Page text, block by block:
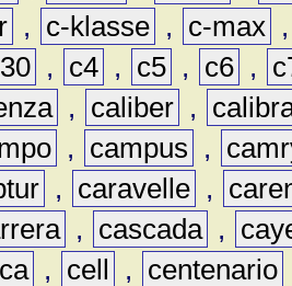
, c-klasse , c-max
, c4 , c5 , c6 ,
, caliber ,
, campus ,
, caravelle ,
, cascada ,
, cell , centenario